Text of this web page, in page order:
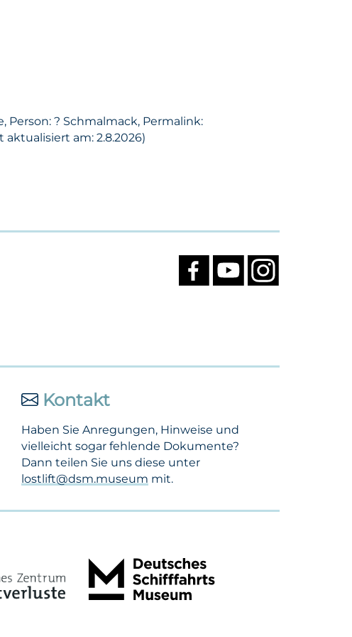
? Schmalmack, Permalink:
am: 2.8.2026)
Kontakt
Haben Sie Anregungen, Hinweise und
vielleicht sogar fehlende Dokumente?
Dann teilen Sie uns diese unter
lostlift@dsm.museum mit.